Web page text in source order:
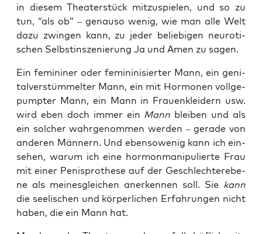
in die­sem Thea­ter­stück mit­zu­spie­len, und so zu
tun, “als ob” – genau­so wenig, wie man alle Welt
dazu zwin­gen kann, zu jeder belie­bi­gen neu­ro­ti­
schen Selbst­in­sze­nie­rung Ja und Amen zu sagen.
Ein femi­ni­ner oder femi­ni­ni­sier­ter Mann, ein geni­
tal­ver­stüm­mel­ter Mann, ein mit Hor­mo­nen voll­ge­
pump­ter Mann, ein Mann in Frau­en­klei­dern usw.
wird eben doch immer ein Mann blei­ben und als
ein sol­cher wahr­ge­nom­men wer­den – gera­de von
ande­ren Män­nern. Und eben­so­we­nig kann ich ein­
se­hen, war­um ich eine hor­mon­ma­ni­pu­lier­te Frau
mit einer Penis­pro­the­se auf der Geschlech­ter­ebe­
ne als mei­nes­glei­chen aner­ken­nen soll. Sie kann
die see­li­schen und kör­per­li­chen Erfah­run­gen nicht
haben, die ein Mann hat.